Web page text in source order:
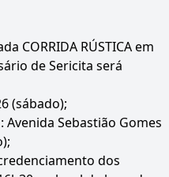
CORRIDA RÚSTICA em
de Sericita será
(sábado);
Avenida Sebastião Gomes
dos